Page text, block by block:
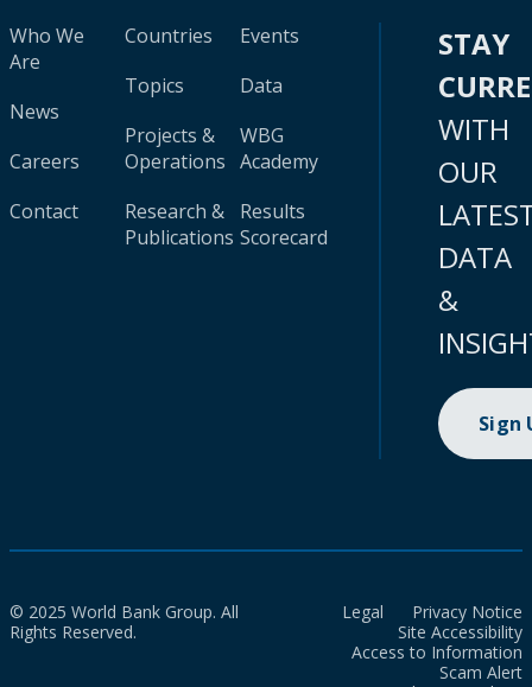
Who We
Are
News
Careers
Contact
Countries
Topics
Projects &
Operations
Research &
Publications
Events
Data
WBG
Academy
Results
Scorecard
STAY
WITH
OUR
DATA
&
Sign
© 2025 World Bank Group. All
Rights Reserved.
Legal
Privacy Notice
Site Accessibility
Access to Information
Scam Alert